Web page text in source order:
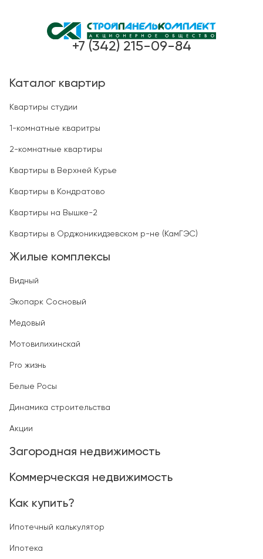
+7 (342) 215-09-84
Каталог квартир
Квартиры студии
1-комнатные кваритры
2-комнатные квартиры
Квартиры в Верхней Курье
Квартиры в Кондратово
Квартиры на Вышке-2
Квартиры в Орджоникидзевском р-не (КамГЭС)
Жилые комплексы
Видный
Экопарк Сосновый
Медовый
Мотовилихинскай
Pro жизнь
Белые Росы
Динамика строительства
Акции
Загородная недвижимость
Коммерческая недвижимость
Как купить?
Ипотечный калькулятор
Ипотека